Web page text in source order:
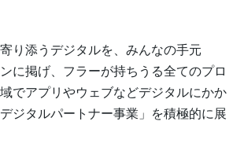
り添うデジタルを、みんなの手元
に掲げ、フラーが持ちうる全てのプロ
でアプリやウェブなどデジタルにかか
ジタルパートナー事業」を積極的に展